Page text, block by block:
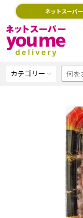
ネットスーパー
カテゴリー